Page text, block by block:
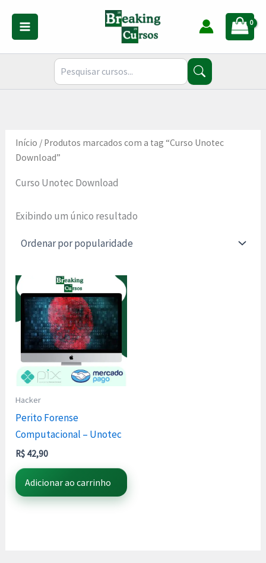
conteúdo
Início / Produtos marcados com a tag “Curso Unotec
Download”
Curso Unotec Download
Exibindo um único resultado
Hacker
Perito Forense
Computacional – Unotec
R$ 42,90
Adicionar ao carrinho